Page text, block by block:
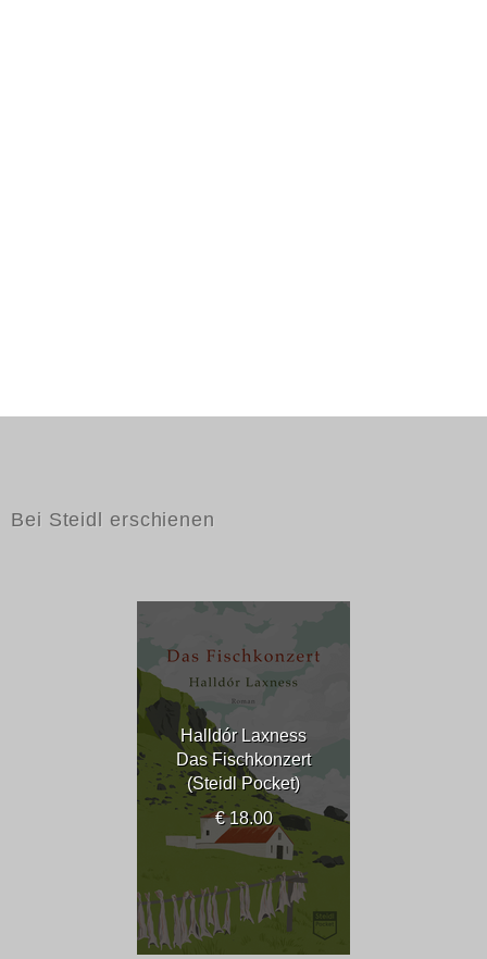
Bei Steidl erschienen
Halldór Laxness
Das Fischkonzert
(Steidl Pocket)
€ 18.00